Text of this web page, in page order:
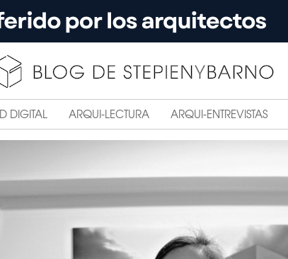
DIGITAL ARQUI-LECTURA ARQUI-ENTREVISTAS